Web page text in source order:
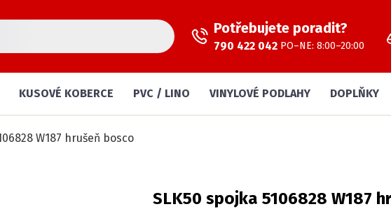
Potřebujete poradit?
790 422 042 PO–NE: 8:00–20:00
KUSOVÉ KOBERCE PVC / LINO VINYLOVÉ PODLAHY DOPLŇKY
W187 hrušeň bosco
SLK50 spojka 5106828 W187